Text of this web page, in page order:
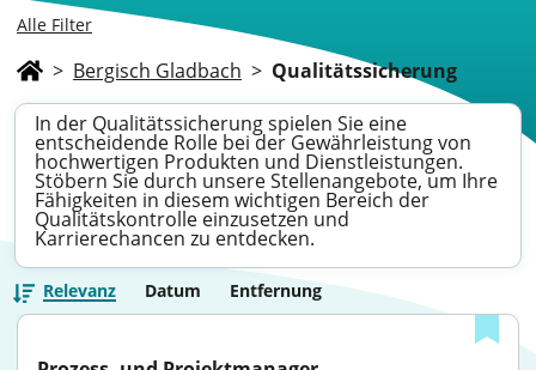
Alle Filter
> Bergisch Gladbach > Qualitätssicherung
In der Qualitätssicherung spielen Sie eine
entscheidende Rolle bei der Gewährleistung von
hochwertigen Produkten und Dienstleistungen.
Stöbern Sie durch unsere Stellenangebote, um Ihre
Fähigkeiten in diesem wichtigen Bereich der
Qualitätskontrolle einzusetzen und
Karrierechancen zu entdecken.
Relevanz Datum Entfernung